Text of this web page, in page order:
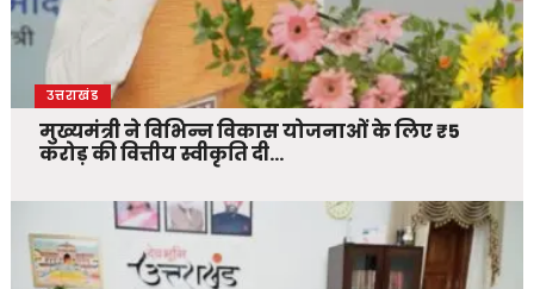
उत्तराखंड
मुख्यमंत्री ने विभिन्न विकास योजनाओं के लिए ₹5
करोड़ की वित्तीय स्वीकृति दी…